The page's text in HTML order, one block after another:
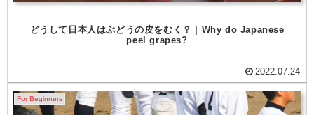
どうして日本人はぶどうの皮をむく？ | Why do Japanese
peel grapes?
2022.07.24
For Beginners